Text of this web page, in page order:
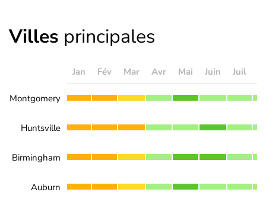
Villes principales
Jan Fév Mar Avr Mai Juin Juil
Montgomery
Huntsville
Birmingham
Auburn